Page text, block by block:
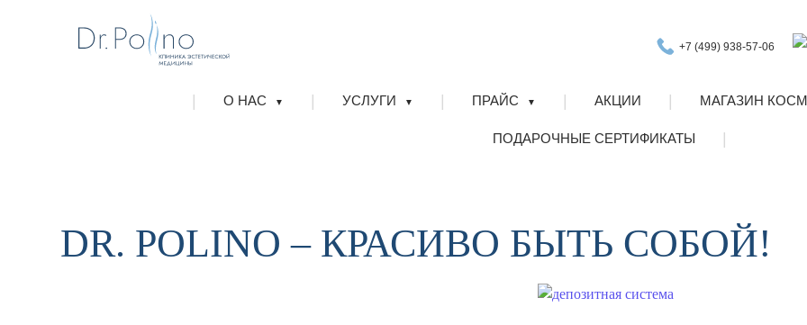
+7 (499) 938-57-06
О НАС ▼ УСЛУГИ ▼ ПРАЙС ▼ АКЦИИ МАГАЗИН
ПОДАРОЧНЫЕ СЕРТИФИКАТЫ
DR. POLINO – КРАСИВО БЫТЬ СОБОЙ!